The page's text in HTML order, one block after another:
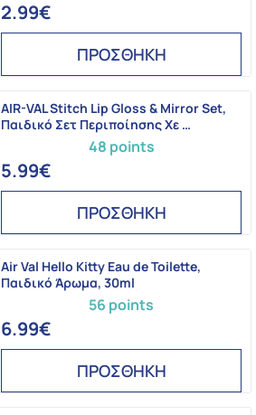
2.99€
ΠΡΟΣΘΗΚΗ
48 points
AIR-VAL Stitch Lip Gloss & Mirror Set,
Παιδικό Σετ Περιποίησης Χε …
5.99€
ΠΡΟΣΘΗΚΗ
56 points
Air Val Hello Kitty Eau de Toilette,
Παιδικό Άρωμα, 30ml
6.99€
ΠΡΟΣΘΗΚΗ